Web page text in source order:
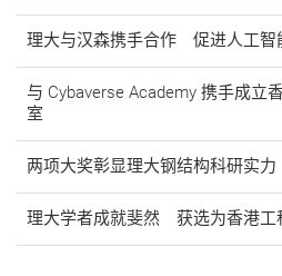
理大与汉森携手合作 促进人工智
与 Cybaverse Academy 携手成立
室
两项大奖彰显理大钢结构科研实力
理大学者成就斐然 获选为香港工